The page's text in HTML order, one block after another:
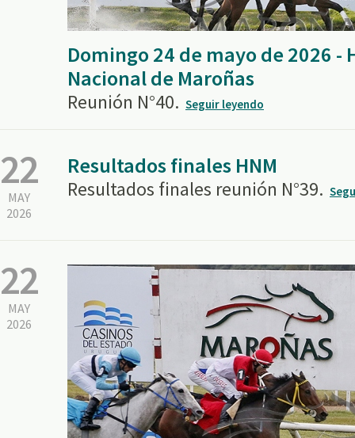
Domingo 24 de mayo de 2026 -
Nacional de Maroñas
Reunión N°40. Seguir leyendo
22
MAY
2026
Resultados finales HNM
Resultados finales reunión N°39.
22
MAY
2026